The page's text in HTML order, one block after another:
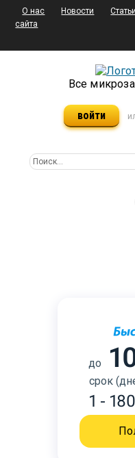
О нас Новости Статьи
сайта
Все
войти
до
срок
1 - 180